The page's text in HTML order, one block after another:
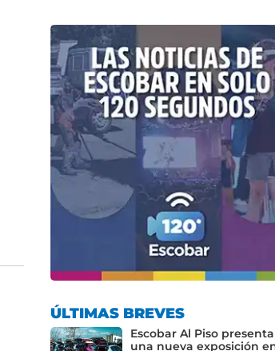
ÚLTIMAS BREVES
Escobar Al Piso
una nueva exposición